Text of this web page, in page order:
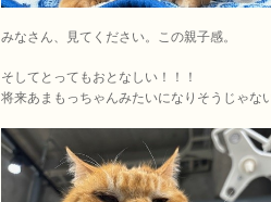
みなさん、見てください。この親子感。
そしてとってもおとなしい！！！
将来あまもっちゃんみたいになりそうじゃな